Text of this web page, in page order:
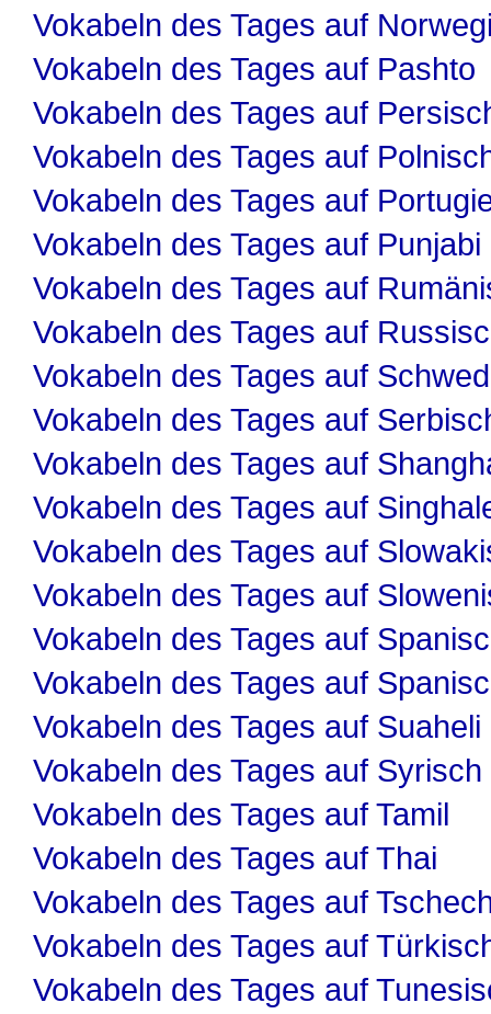
Vokabeln des Tages auf
Vokabeln des Tages auf Pashto
Vokabeln des Tages auf
Vokabeln des Tages auf
Vokabeln des Tages auf
Vokabeln des Tages auf Punjabi
Vokabeln des Tages auf
Vokabeln des Tages auf
Vokabeln des Tages auf
Vokabeln des Tages auf
Vokabeln des Tages auf
Vokabeln des Tages auf
Vokabeln des Tages auf
Vokabeln des Tages auf
Vokabeln des Tages auf
Vokabeln des Tages auf
Vokabeln des Tages auf Suaheli
Vokabeln des Tages auf Syrisch
Vokabeln des Tages auf Tamil
Vokabeln des Tages auf Thai
Vokabeln des Tages auf
Vokabeln des Tages auf
Vokabeln des Tages auf